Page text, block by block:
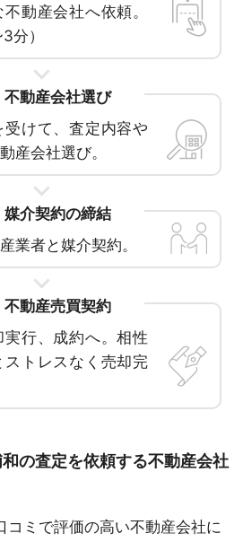
動産会社へ依頼。
分）
不動産会社選び
けて、査定内容や
産会社選び。
媒介契約の締結
業者と媒介契約。
不動産売買契約
行、成約へ。相性
トレスなく売却完
の査定を依頼する不動産会社
コミで評価の高い不動産会社に